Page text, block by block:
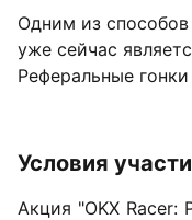
Одним из способов
уже сейчас
Реферальные
Условия
Акция "OKX Racer: